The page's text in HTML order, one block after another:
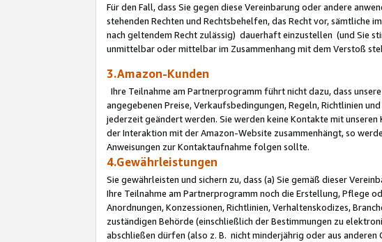
Für den Fall, dass Sie gegen diese Vereinbarung oder andere
stehenden Rechten und Rechtsbehelfen, das Recht vor, sämtliche
nach geltendem Recht zulässig) dauerhaft einzustellen (und Sie
unmittelbar oder mittelbar im Zusammenhang mit dem Verstoß
3.Amazon-Kunden
Ihre Teilnahme am Partnerprogramm führt nicht dazu, dass
angegebenen Preise, Verkaufsbedingungen, Regeln, Richtlinien
jederzeit geändert werden. Sie werden keine Kontakte mit
der Interaktion mit der Amazon-Website zusammenhängt, so
Anweisungen zur Kontaktaufnahme folgen sollte.
4.Gewährleistungen
Sie gewährleisten und sichern zu, dass (a) Sie gemäß dieser
Ihre Teilnahme am Partnerprogramm noch die Erstellung, Pflege
Anordnungen, Konzessionen, Richtlinien, Verhaltenskodizes,
zuständigen Behörde (einschließlich der Bestimmungen zu
abschließen dürfen (also z. B. nicht minderjährig oder aus